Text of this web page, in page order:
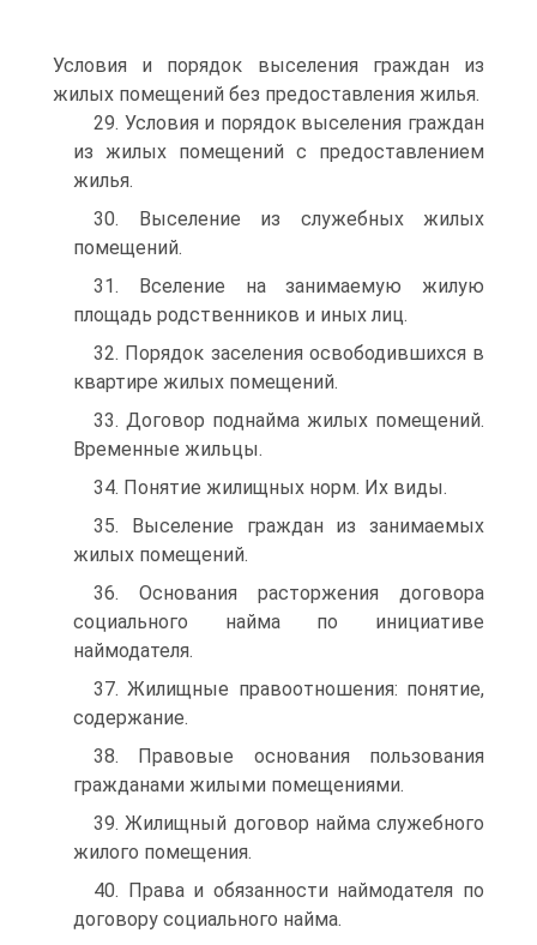
Условия и порядок выселения граждан из
жилых помещений без предоставления жилья.
29. Условия и порядок выселения граждан
из жилых помещений с предоставлением
жилья.
30. Выселение из служебных жилых
помещений.
31. Вселение на занимаемую жилую
площадь родственников и иных лиц.
32. Порядок заселения освободившихся в
квартире жилых помещений.
33. Договор поднайма жилых помещений.
Временные жильцы.
34. Понятие жилищных норм. Их виды.
35. Выселение граждан из занимаемых
жилых помещений.
36. Основания расторжения договора
социального найма по инициативе
наймодателя.
37. Жилищные правоотношения: понятие,
содержание.
38. Правовые основания пользования
гражданами жилыми помещениями.
39. Жилищный договор найма служебного
жилого помещения.
40. Права и обязанности наймодателя по
договору социального найма.